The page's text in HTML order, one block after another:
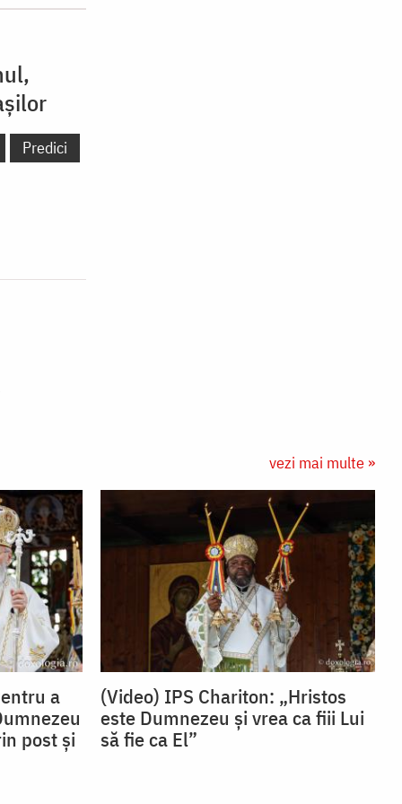
Predici
vezi mai multe »
a
post și
(Video) IPS Chariton: „Hristos
este Dumnezeu și vrea ca fiii Lui
să fie ca El”